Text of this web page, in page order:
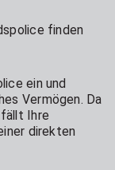
finden
ein und
Vermögen. Da
Ihre
direkten